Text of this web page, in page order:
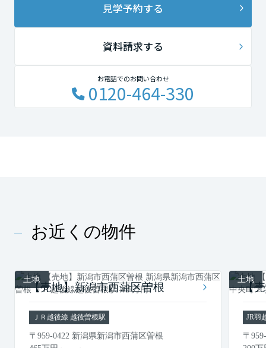
見学予約する
資料請求する
お電話でのお問い合わせ
0120-464-330
お近くの物件
土地
【売地】新潟市西蒲区曽根
ＪＲ越後線 越後曽根駅
〒959-0422 新潟県新潟市西蒲区曽根
土地
【
JR羽
〒